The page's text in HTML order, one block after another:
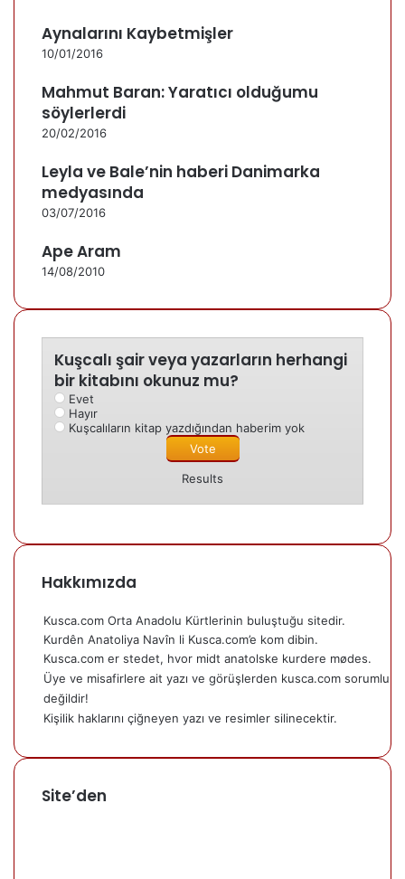
Aynalarını Kaybetmişler
10/01/2016
Mahmut Baran: Yaratıcı olduğumu
söylerlerdi
20/02/2016
Leyla ve Bale’nin haberi Danimarka
medyasında
03/07/2016
Ape Aram
14/08/2010
Kuşcalı şair veya yazarların herhangi
bir kitabını okunuz mu?
Evet
Hayır
Kuşcalıların kitap yazdığından haberim yok
Results
Hakkımızda
Kusca.com Orta Anadolu Kürtlerinin buluştuğu sitedir.
Kurdên Anatoliya Navîn li Kusca.com’e kom dibin.
Kusca.com er stedet, hvor midt anatolske kurdere mødes.
Üye ve misafirlere ait yazı ve görüşlerden kusca.com sorumlu
değildir!
Kişilik haklarını çiğneyen yazı ve resimler silinecektir.
Site’den